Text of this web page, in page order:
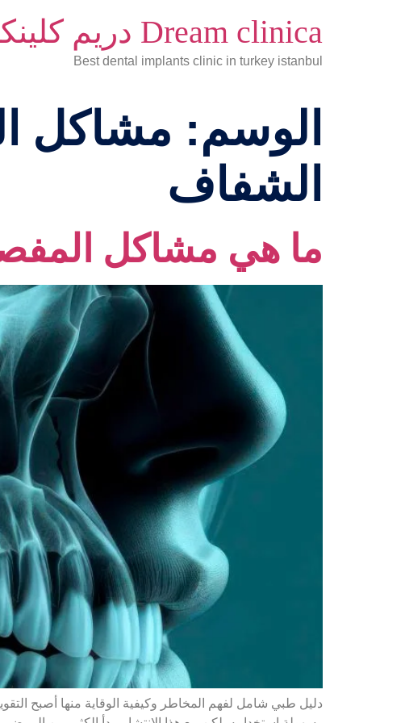
Dream clinica دريم كلينكا
Best dental implants clinic in turkey istanbul
الوسم: مشاكل
الشفاف
ما هي مشاكل